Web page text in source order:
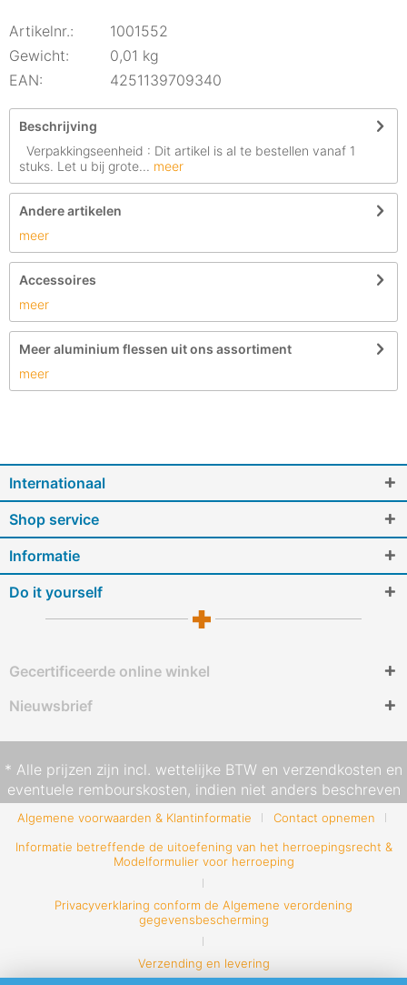
Artikelnr.:
1001552
Gewicht:
0,01 kg
EAN:
4251139709340
Beschrijving
Verpakkingseenheid : Dit artikel is al te bestellen vanaf 1
stuks. Let u bij grote... meer
Andere artikelen
meer
Accessoires
meer
Meer aluminium flessen uit ons assortiment
meer
Internationaal
Shop service
Informatie
Do it yourself
Gecertificeerde online winkel
Nieuwsbrief
* Alle prijzen zijn incl. wettelijke BTW en verzendkosten en
eventuele rembourskosten, indien niet anders beschreven
Algemene voorwaarden & Klantinformatie
Contact opnemen
Informatie betreffende de uitoefening van het herroepingsrecht &
Modelformulier voor herroeping
Privacyverklaring conform de Algemene verordening
gegevensbescherming
Verzending en levering